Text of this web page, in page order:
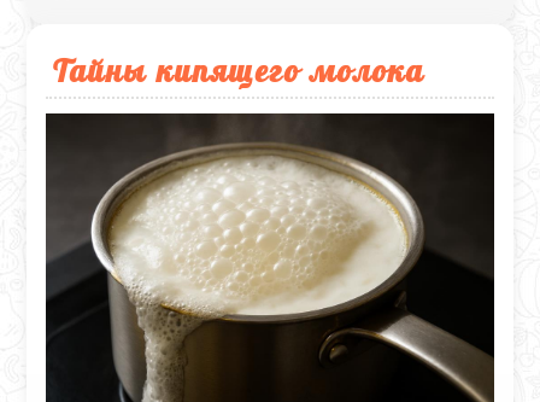
Тайны кипящего молока